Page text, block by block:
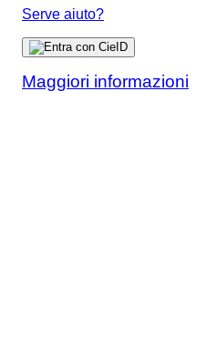
Serve aiuto?
Maggiori informazioni